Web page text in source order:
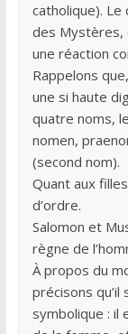
catholique). Le
des Mystères,
une réaction
Rappelons
une si haute
quatre noms,
nomen,
(second nom).
Quant aux
d’ordre.
Salomon et
règne de
À propos du
précisons qu’il
symbolique : il